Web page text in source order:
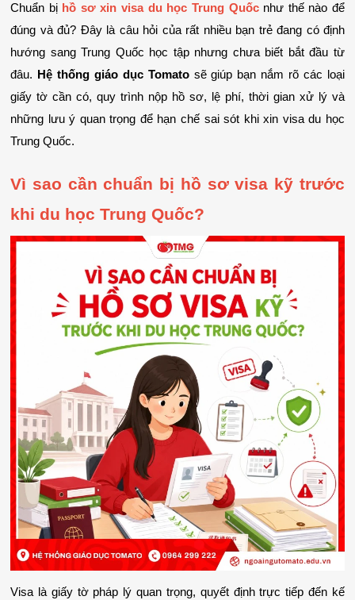
Chuẩn bị hồ sơ xin visa du học Trung Quốc như thế nào để
đúng và đủ? Đây là câu hỏi của rất nhiều bạn trẻ đang có định
hướng sang Trung Quốc học tập nhưng chưa biết bắt đầu từ
đâu.
Hệ thống giáo dục Tomato sẽ giúp bạn nắm rõ các loại
giấy tờ cần có, quy trình nộp hồ sơ, lệ phí, thời gian xử lý và
những lưu ý quan trọng để hạn chế sai sót khi xin visa du học
Trung Quốc.
Vì sao cần chuẩn bị hồ sơ visa kỹ trước
khi du học Trung Quốc?
Visa là giấy tờ pháp lý quan trọng, quyết định trực tiếp đến kế